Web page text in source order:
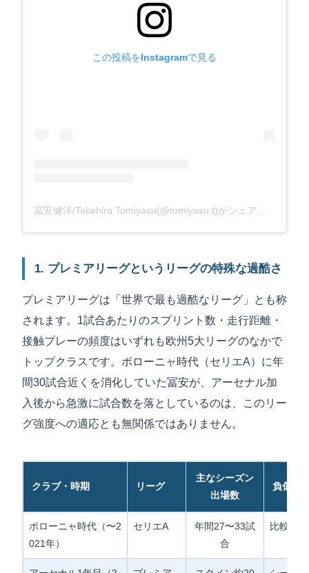
この投稿をInstagramで見る
1. プレミアリーグというリーグの特殊な過酷さ
プレミアリーグは「世界で最も過酷なリーグ」とも称
されます。1試合あたりのスプリント数・走行距離・
接触プレーの頻度はいずれも欧州5大リーグのなかで
トップクラスです。ボローニャ時代（セリエA）に年
間30試合近くを消化していた冨安が、アーセナル加
入後から急激に試合数を落としているのは、このリー
グ強度への適応とも無関係ではありません。
クラブ・時期 リーグ
主なシーズン
出場数
負傷の
ボローニャ時代（〜2
021年）
セリエA
年間27〜33試
合
比較的